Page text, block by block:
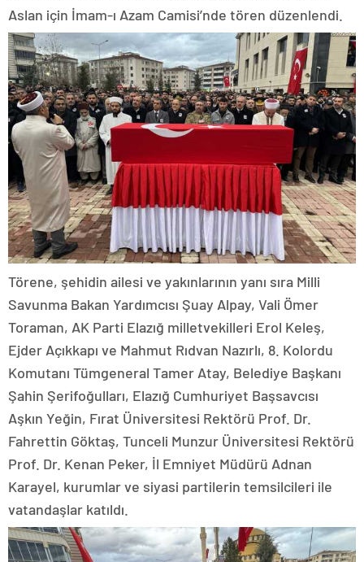
Aslan için İmam-ı Azam Camisi’nde tören düzenlendi.
Törene, şehidin ailesi ve yakınlarının yanı sıra Milli
Savunma Bakan Yardımcısı Şuay Alpay, Vali Ömer
Toraman, AK Parti Elazığ milletvekilleri Erol Keleş,
Ejder Açıkkapı ve Mahmut Rıdvan Nazırlı, 8. Kolordu
Komutanı Tümgeneral Tamer Atay, Belediye Başkanı
Şahin Şerifoğulları, Elazığ Cumhuriyet Başsavcısı
Aşkın Yeğin, Fırat Üniversitesi Rektörü Prof. Dr.
Fahrettin Göktaş, Tunceli Munzur Üniversitesi Rektörü
Prof. Dr. Kenan Peker, İl Emniyet Müdürü Adnan
Karayel, kurumlar ve siyasi partilerin temsilcileri ile
vatandaşlar katıldı.